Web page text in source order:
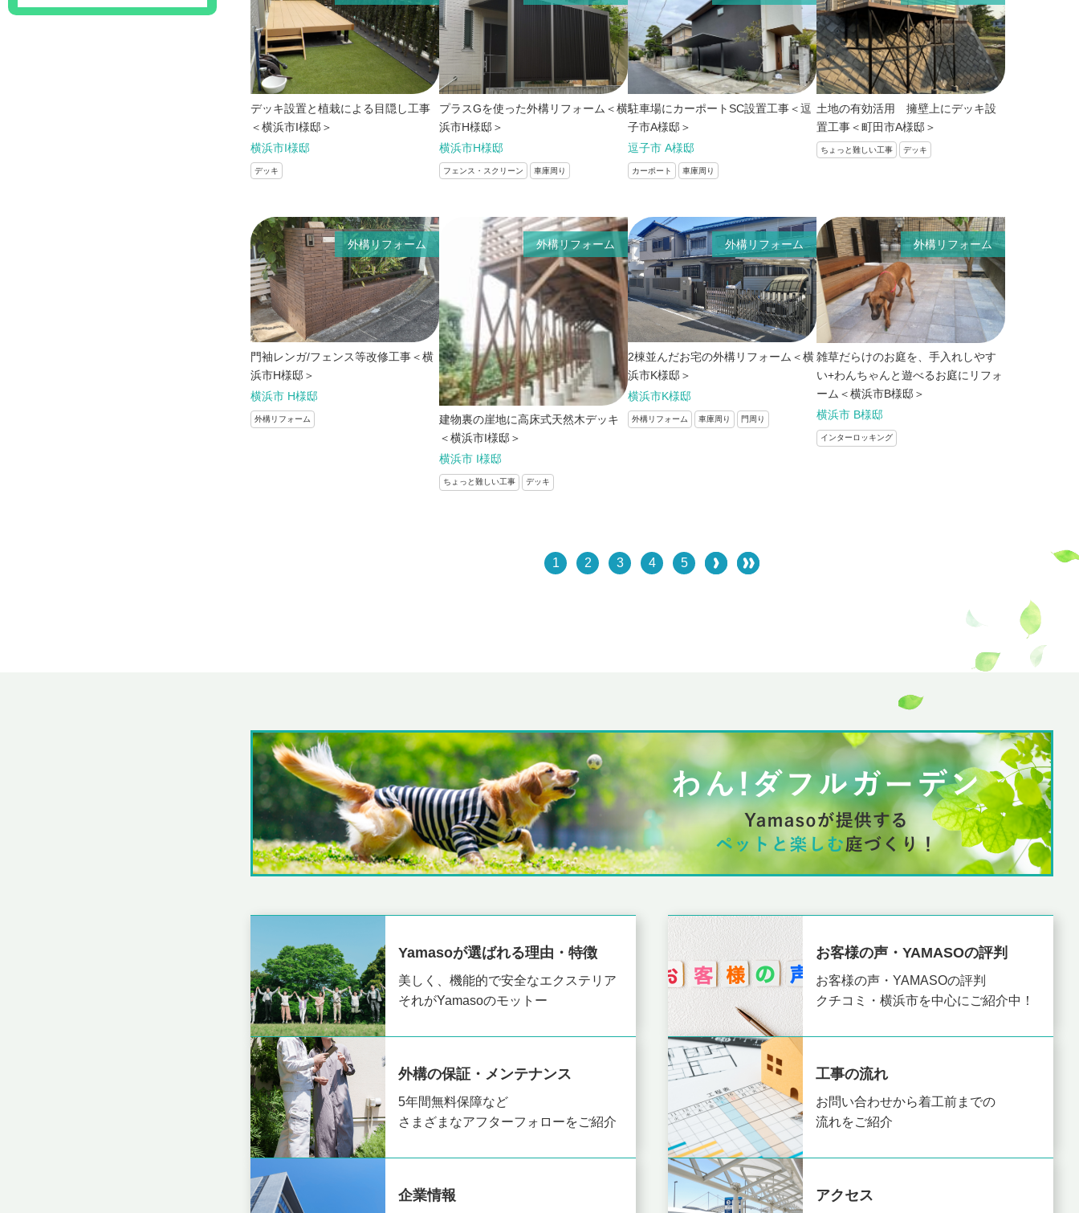
デッキ設置と植栽による目隠し工事
＜横浜市I様邸＞
横浜市I様邸
デッキ
プラスGを使った外構リフォーム＜横
浜市H様邸＞
横浜市H様邸
フェンス・スクリーン 車庫周り
駐車場にカーポートSC設置工事＜逗
子市A様邸＞
逗子市 A様邸
カーポート 車庫周り
土地の有効活用 擁壁上にデッキ設
置工事＜町田市A様邸＞
ちょっと難しい工事 デッキ
外構リフォーム
門袖レンガ/フェンス等改修工事＜横
浜市H様邸＞
横浜市 H様邸
外構リフォーム
外構リフォーム
建物裏の崖地に高床式天然木デッキ
＜横浜市I様邸＞
横浜市 I様邸
ちょっと難しい工事 デッキ
外構リフォーム
2棟並んだお宅の外構リフォーム＜横
浜市K様邸＞
横浜市K様邸
外構リフォーム 車庫周り 門周り
外構リフォーム
雑草だらけのお庭を、手入れしやす
い+わんちゃんと遊べるお庭にリフォ
ーム＜横浜市B様邸＞
横浜市 B様邸
インターロッキング
1 2 3 4 5
Yamasoが選ばれる理由・特徴
美しく、機能的で安全なエクステリア
それがYamasoのモットー
お客様の声・YAMASOの評判
お客様の声・YAMASOの評判
クチコミ・横浜市を中心にご紹介中！
外構の保証・メンテナンス
5年間無料保障など
さまざまなアフターフォローをご紹介
工事の流れ
お問い合わせから着工前までの
流れをご紹介
企業情報 アクセス